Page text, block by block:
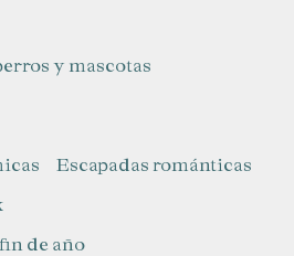
y mascotas
Escapadas románticas
de año